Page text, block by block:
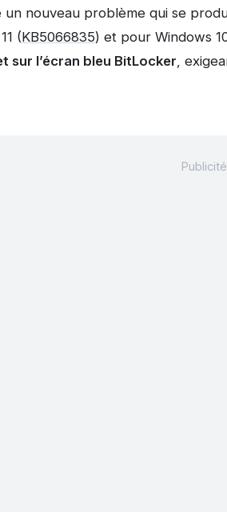
nouveau problème qui se
(KB5066835) et pour Windows
sur l’écran bleu BitLocker,